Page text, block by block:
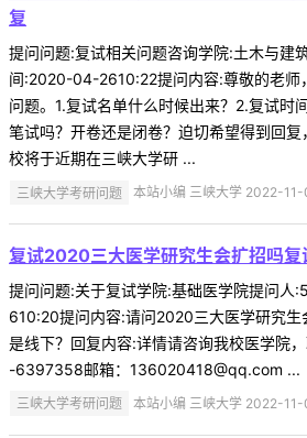
复
提问问题:复试相关问题咨询学院:土木与建
间:2020-04-2610:22提问内容:尊敬的老师
问题。1.复试名单什么时候出来？2.复试时
笔试吗？开卷还是闭卷？迫切希望得到回
校将于近期在三峡大学研 ...
三峡大学考研问题 本站小编 三峡大学 2022-11-
复试2020三大医学研究生会扩招吗复
提问问题:关于复试学院:基础医学院提问
610:20提问内容:请问2020三大医学研究生
是线下？回复内容:详情请咨询我校医学院
-6397358邮箱：136020418@qq.com ...
三峡大学考研问题 本站小编 三峡大学 2022-11-